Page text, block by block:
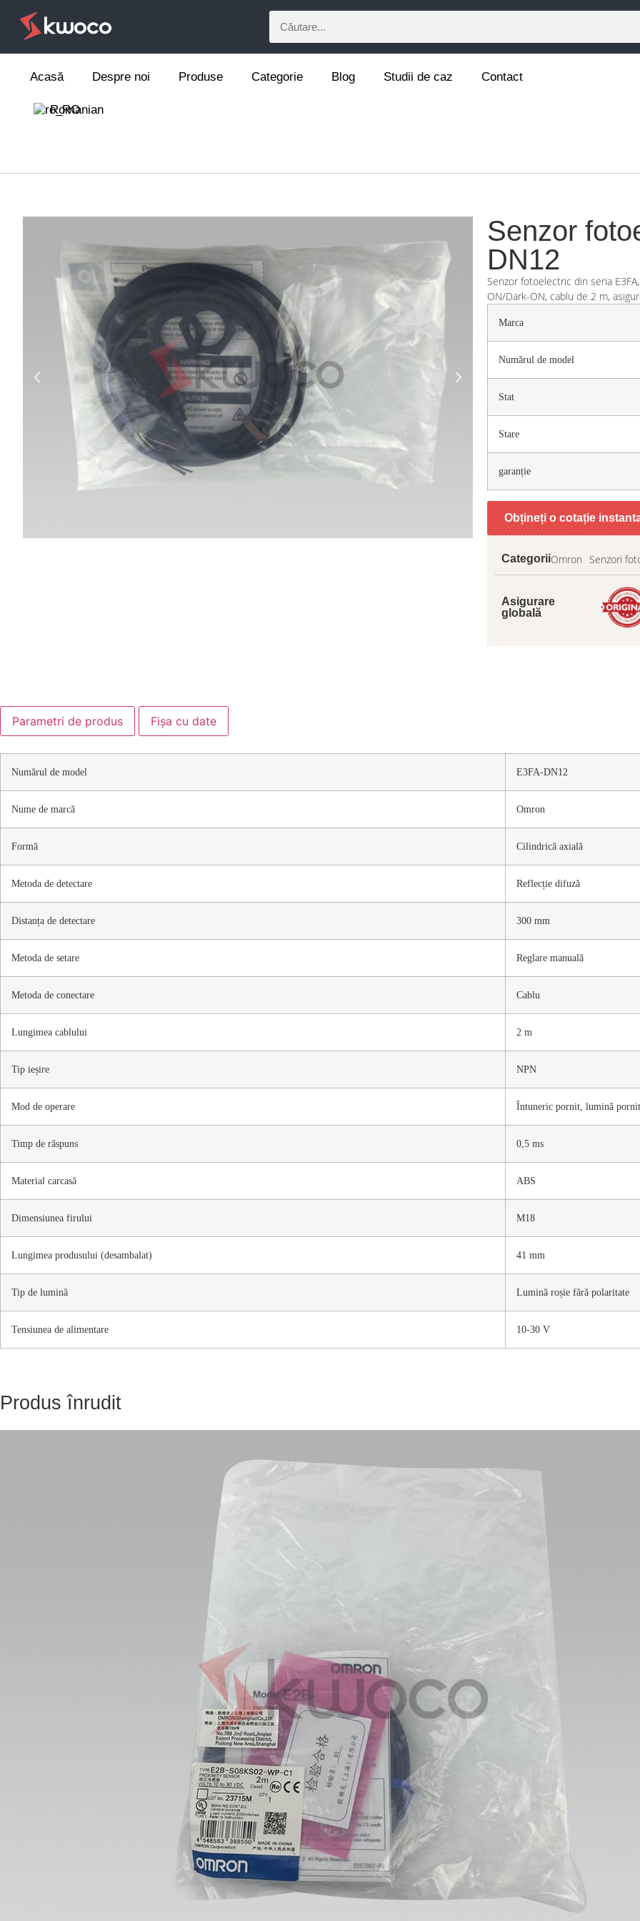
Acasă Despre noi Produse Categorie Blog Studii de caz Contact
Romanian
Senzor
DN12
Senzor fotoelectric din seria
ON/Dark-ON, cablu de 2 m,
Marca
Numărul de model
Stat
Stare
garanție
Obțineți o cotație
CategoriiOmron Senzori
Asigurare
globală
Parametri de produs Fișa cu date
Numărul de model E3FA-DN12
Nume de marcă Omron
Formă Cilindrică axială
Metoda de detectare Reflecție difuză
Distanța de detectare 300 mm
Metoda de setare Reglare manuală
Metoda de conectare Cablu
Lungimea cablului 2 m
Tip ieșire NPN
Mod de operare Întuneric pornit, lumină pornit
Timp de răspuns 0,5 ms
Material carcasă ABS
Dimensiunea firului M18
Lungimea produsului (desambalat) 41 mm
Tip de lumină Lumină roșie fără polaritate
Tensiunea de alimentare 10-30 V
Produs înrudit